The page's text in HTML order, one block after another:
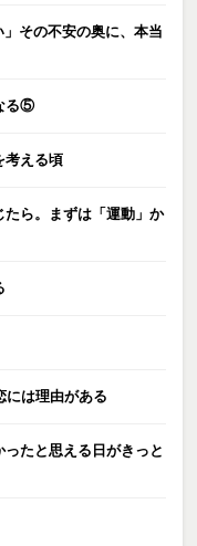
その不安の奥に、本当
る⑤
考える頃
たら。まずは「運動」か
には理由がある
ったと思える日がきっと